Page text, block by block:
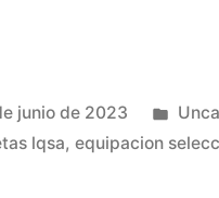
junio de 2023
en
lqsa,equipacion